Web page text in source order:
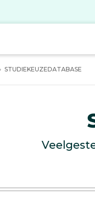
STUDIEKEUZEDATABASE